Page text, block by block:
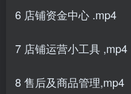
6 店铺资金中心 .mp4
7 店铺运营小工具 ,mp4
8 售后及商品管理,mp4